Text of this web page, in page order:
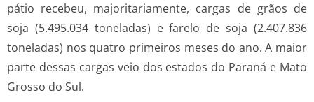
pátio recebeu, majoritariamente, cargas de grãos de
soja (5.495.034 toneladas) e farelo de soja (2.407.836
toneladas) nos quatro primeiros meses do ano. A maior
parte dessas cargas veio dos estados do Paraná e Mato
Grosso do Sul.